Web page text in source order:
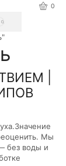
0
SEARCH
|
Мы
без воды и